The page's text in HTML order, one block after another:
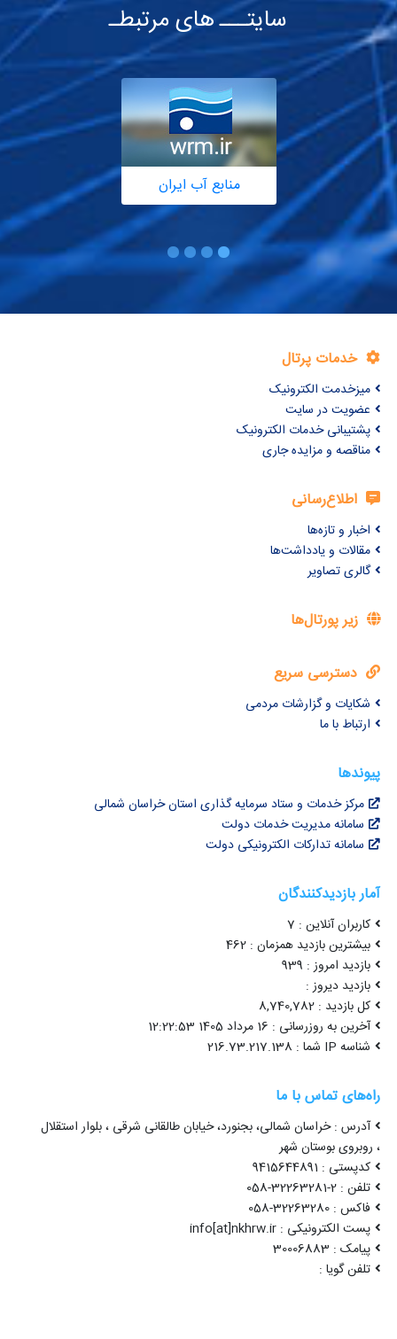
سایتـــ های مرتبطـ
منابع آب ایران
خدمات پرتال
میزخدمت الکترونیک
عضویت در سایت
پشتیبانی خدمات الکترونیک
مناقصه و مزایده جاری
اطلاع‌رسانی
اخبار و تازه‌ها
مقالات و یادداشت‌ها
گالری تصاویر
زیر پورتال‌ها
دسترسی سریع
شکایات و گزارشات مردمی
ارتباط با ما
پیوندها
مرکز خدمات و ستاد سرمایه گذاری استان خراسان شمالی
سامانه مدیریت خدمات دولت
سامانه تدارکات الکترونیکی دولت
آمار بازدیدکنندگان
کاربران آنلاین : 7
بیشترین بازدید همزمان : 462
بازدید امروز : 939
بازدید دیروز :
کل بازدید : 8,740,782
آخرین به روزرسانی : 16 مرداد 1405 12:22:53
شناسه IP شما : 216.73.217.138
راه‌های تماس با ما
آدرس : خراسان شمالی، بجنورد، خیابان طالقانی شرقی ، بلوار استقلال
، روبروی بوستان شهر
کدپستی : 9415644891
تلفن : 2-32263281-058
فاکس : 32263280-058
پست الکترونیکی : info[at]nkhrw.ir
پیامک : 30006883
تلفن گویا :